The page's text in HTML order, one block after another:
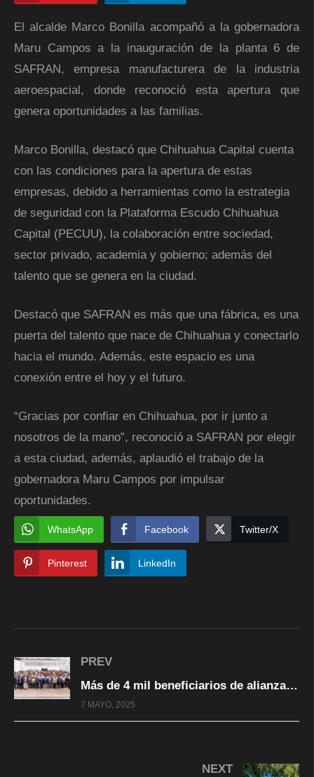
El alcalde Marco Bonilla acompañó a la gobernadora
Maru Campos a la inauguración de la planta 6 de
SAFRAN, empresa manufacturera de la industria
aeroespacial, donde reconoció esta apertura que
genera oportunidades a las familias.
Marco Bonilla, destacó que Chihuahua Capital cuenta
con las condiciones para la apertura de estas
empresas, debido a herramientas como la estrategia
de seguridad con la Plataforma Escudo Chihuahua
Capital (PECUU), la colaboración entre sociedad,
sector privado, academia y gobierno; además del
talento que se genera en la ciudad.
Destacó que SAFRAN es más que una fábrica, es una
puerta del talento que nace de Chihuahua y conectarlo
hacia el mundo. Además, este espacio es una
conexión entre el hoy y el futuro.
“Gracias por confiar en Chihuahua, por ir junto a
nosotros de la mano”, reconoció a SAFRAN por elegir
a esta ciudad, además, aplaudió el trabajo de la
gobernadora Maru Campos por impulsar
oportunidades.
WhatsApp Facebook Twitter/X
Pinterest LinkedIn
PREV
Más de 4 mil beneficiarios de alianza entre ENCES e INADET: alcalde Bonilla
7 MAYO, 2025
NEXT